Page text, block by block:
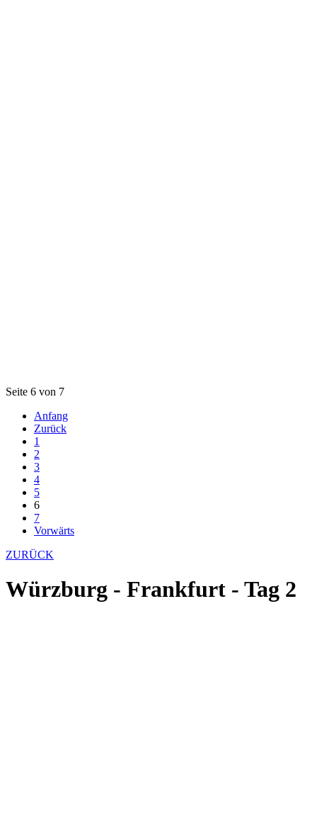
Seite 6 von 7
Anfang
Zurück
1
2
3
4
5
6
7
Vorwärts
ZURÜCK
Würzburg - Frankfurt - Tag 2